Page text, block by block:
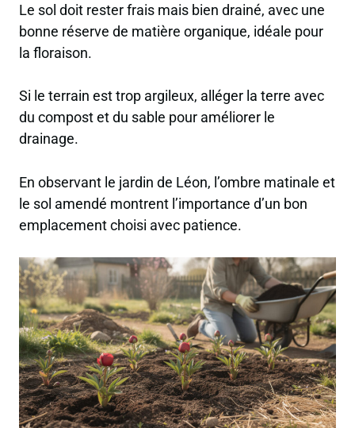
Le sol doit rester frais mais bien drainé, avec une
bonne réserve de matière organique, idéale pour
la floraison.
Si le terrain est trop argileux, alléger la terre avec
du compost et du sable pour améliorer le
drainage.
En observant le jardin de Léon, l’ombre matinale et
le sol amendé montrent l’importance d’un bon
emplacement choisi avec patience.